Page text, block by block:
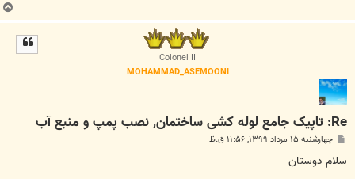
ب
ا
Colonel II
MOHAMMAD_ASEMOONI
Re: تاپیک جامع لوله کشی ساختمان, نصب پمپ و منبع آب
پ
ت
چهارشنبه ۱۵ مرداد ۱۳۹۹, ۱۱:۵۶ ق.ظ
سلام دوستان